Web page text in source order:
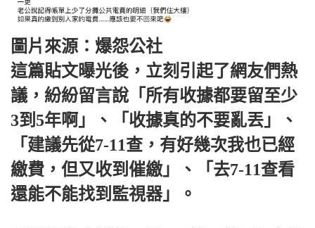
圖片來源：爆怨公社
這篇貼文曝光後，立刻引起了網友們熱
議，紛紛留言說「所有收據都要留至少
3到5年啊」、「收據真的不要亂丟」、
「建議先從7-11查，有好幾次我也已經
繳費，但又收到催繳」、「去7-11查看
還能不能找到監視器」。